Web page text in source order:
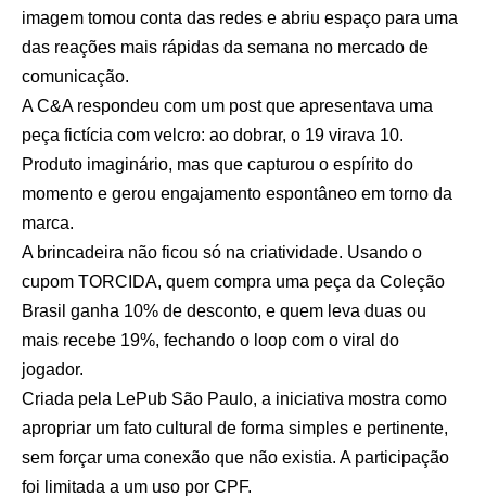
imagem tomou conta das redes e abriu espaço para uma
das reações mais rápidas da semana no mercado de
comunicação.
A C&A respondeu com um post que apresentava uma
peça fictícia com velcro: ao dobrar, o 19 virava 10.
Produto imaginário, mas que capturou o espírito do
momento e gerou engajamento espontâneo em torno da
marca.
A brincadeira não ficou só na criatividade. Usando o
cupom TORCIDA, quem compra uma peça da Coleção
Brasil ganha 10% de desconto, e quem leva duas ou
mais recebe 19%, fechando o loop com o viral do
jogador.
Criada pela LePub São Paulo, a iniciativa mostra como
apropriar um fato cultural de forma simples e pertinente,
sem forçar uma conexão que não existia. A participação
foi limitada a um uso por CPF.